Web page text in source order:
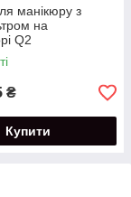
манікюру з
на
Q2
₴
Купити